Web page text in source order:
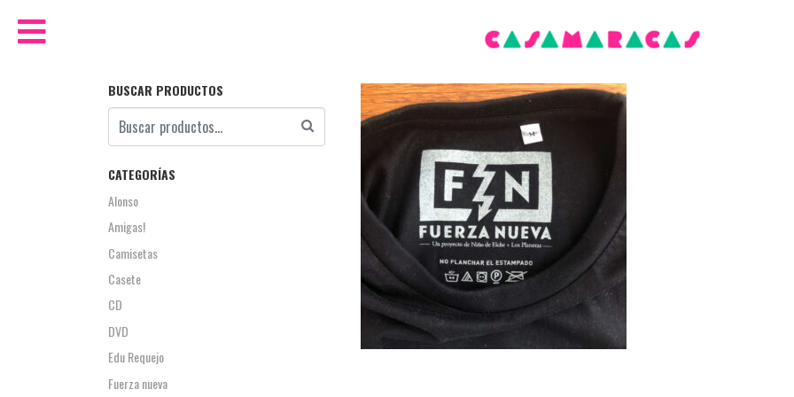
BUSCAR PRODUCTOS
CATEGORÍAS
Alonso
Amigas!
Camisetas
Casete
CD
DVD
Edu Requejo
Fuerza nueva